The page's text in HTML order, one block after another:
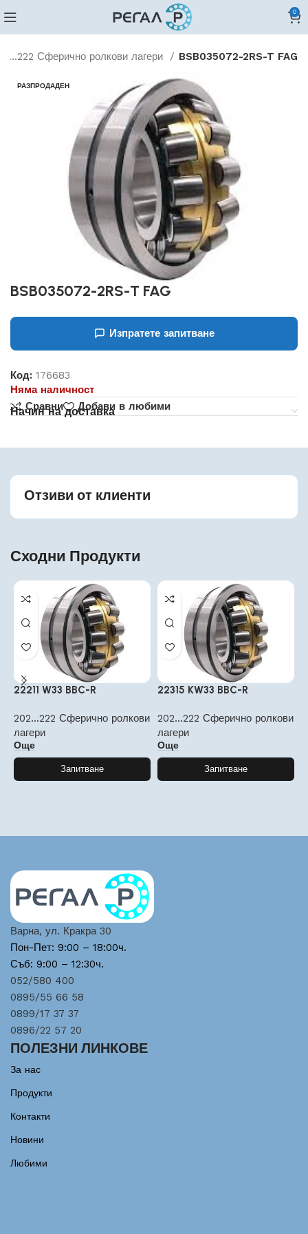
0
Сферично ролкови лагери BSB035072-2RS-T FAG
РАЗПРОДАДЕН
BSB035072-2RS-T FAG
Изпратете запитване
Код:176683
Няма наличност
Сравни
Добави в любими
Начин на доставка
Отзиви от клиенти
Сходни Продукти
22211 W33 BBC-R
202...222 Сферично ролкови
лагери
Още
Запитване
22315 KW33 BBC-R
202...222 Сферично ролкови
лагери
Още
Запитване
Варна, ул. Кракра 30
Пон-Пет: 9:00 – 18:00ч.
Съб: 9:00 – 12:30ч.
052/580 400
0895/55 66 58
0899/17 37 37
0896/22 57 20
ПОЛЕЗНИ ЛИНКОВЕ
За нас
Продукти
Контакти
Новини
Любими